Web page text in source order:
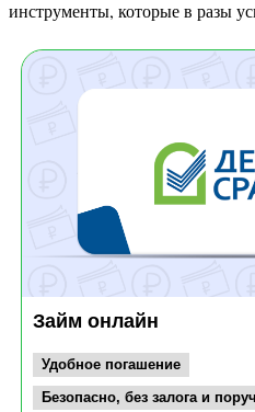
инструменты, которые в разы
Займ онлайн
Удобное погашение
Безопасно, без залога и